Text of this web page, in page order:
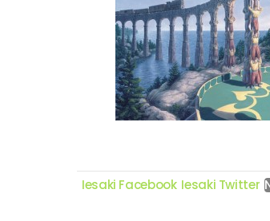
Iesaki Facebook Iesaki Twitter